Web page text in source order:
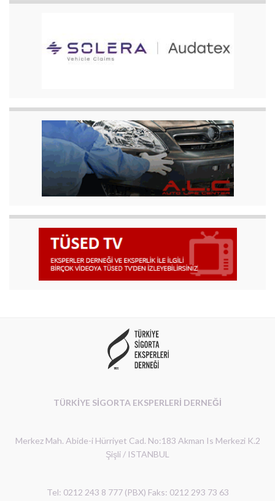
TÜRKİYE SİGORTA EKSPERLERİ DERNEĞİ
Merkez Mah. Abide-i Hürriyet Cad. No:183 Akman Is Merkezi K.2
Şişli / ISTANBUL
Tel: 0212 243 8 777 (PBX) Faks: 0212 293 73 63